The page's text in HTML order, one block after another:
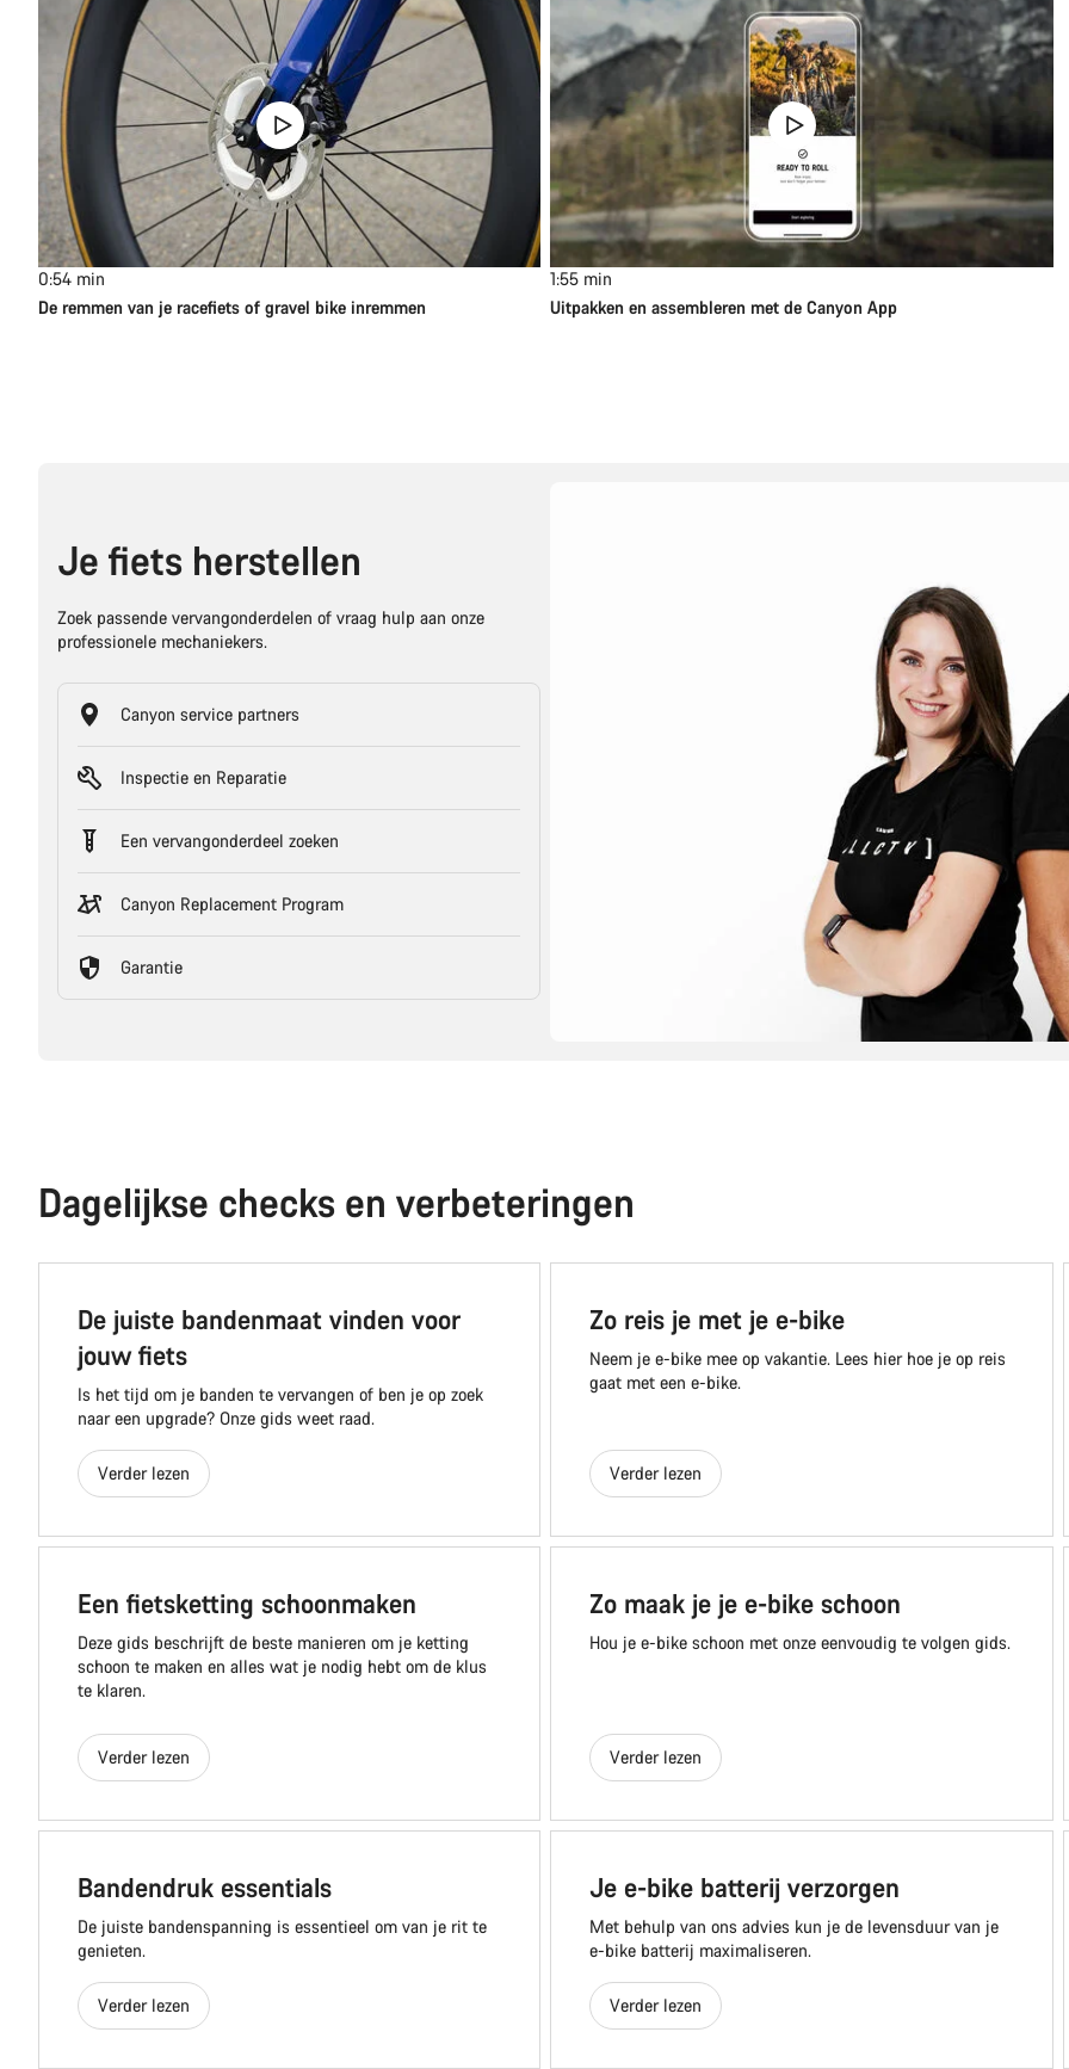
0:54 min
De remmen van je racefiets of gravel bike inremmen
1:55 min
Uitpakken en assembleren met de Canyon App
Je fiets herstellen
Zoek passende vervangonderdelen of vraag hulp aan onze
professionele mechaniekers.
Canyon service partners
Inspectie en Reparatie
Een vervangonderdeel zoeken
Canyon Replacement Program
Garantie
Dagelijkse checks en verbeteringen
De juiste bandenmaat vinden voor
jouw fiets
Is het tijd om je banden te vervangen of ben je op zoek
naar een upgrade? Onze gids weet raad.
Verder lezen
Zo reis je met je e-bike
Neem je e-bike mee op vakantie. Lees hier hoe je op reis
gaat met een e-bike.
Verder lezen
Een fietsketting schoonmaken
Deze gids beschrijft de beste manieren om je ketting
schoon te maken en alles wat je nodig hebt om de klus
te klaren.
Verder lezen
Zo maak je je e-bike schoon
Hou je e-bike schoon met onze eenvoudig te volgen gids.
Verder lezen
Bandendruk essentials
De juiste bandenspanning is essentieel om van je rit te
genieten.
Verder lezen
Je e-bike batterij verzorgen
Met behulp van ons advies kun je de levensduur van je
e-bike batterij maximaliseren.
Verder lezen